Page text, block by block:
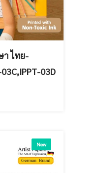
ไทย-
03D
New